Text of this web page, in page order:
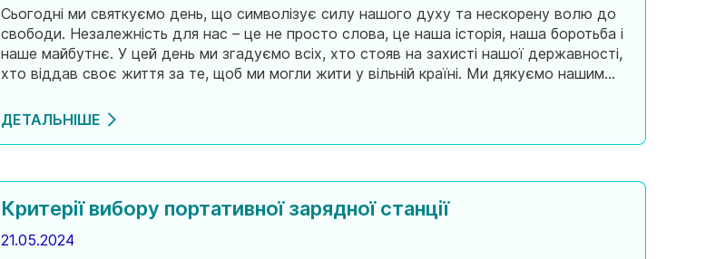
Сьогодні ми святкуємо день, що символізує силу нашого духу та нескорену волю до
свободи. Незалежність для нас – це не просто слова, це наша історія, наша боротьба і
наше майбутнє. У цей день ми згадуємо всіх, хто стояв на захисті нашої державності,
хто віддав своє життя за те, щоб ми могли жити у вільній країні. Ми дякуємо нашим
ДЕТАЛЬНІШЕ
Критерії вибору портативної зарядної станції
21.05.2024